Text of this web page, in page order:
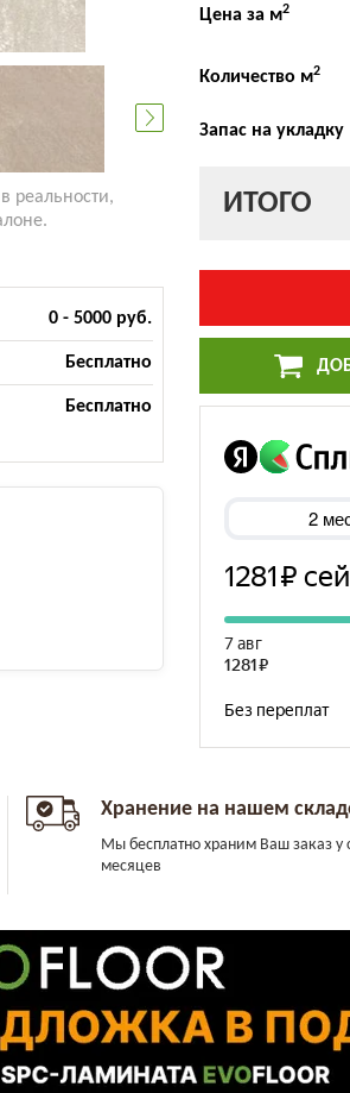
реальности,
0 - 5000 руб.
Бесплатно
Бесплатно
Цена за м2
Количество м2
Запас на укладку
ИТОГО
Хранение на нашем
Мы бесплатно храним Ваш заказ у
месяцев